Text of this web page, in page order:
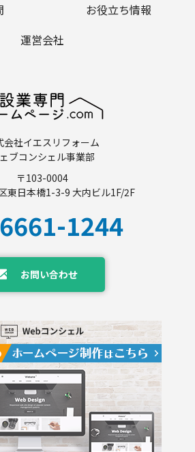
お役立ち情報
運営会社
会社イエスリフォーム
ブコンシェル事業部
〒103-0004
東日本橋1-3-9 大内ビル1F/2F
1244
お問い合わせ